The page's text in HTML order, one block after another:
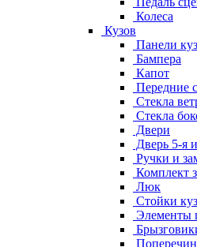
Колеса
Кузов
Панели
Бампера
Капот
Передние
Стекла
Стекла
Двери
Дверь 5-я
Ручки и
Комплект
Люк
Стойки
Элементы